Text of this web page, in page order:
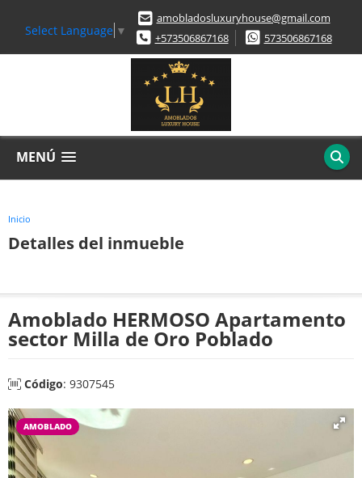
Select Language ▼
amobladosluxuryhouse@gmail.com
+573506867168
573506867168
MENÚ
Inicio
Detalles del inmueble
Amoblado HERMOSO Apartamento
sector Milla de Oro Poblado
Código: 9307545
AMOBLADO